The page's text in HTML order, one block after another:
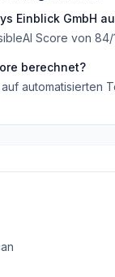
Einblick GmbH
Score von 84
berechnet?
automatisierten